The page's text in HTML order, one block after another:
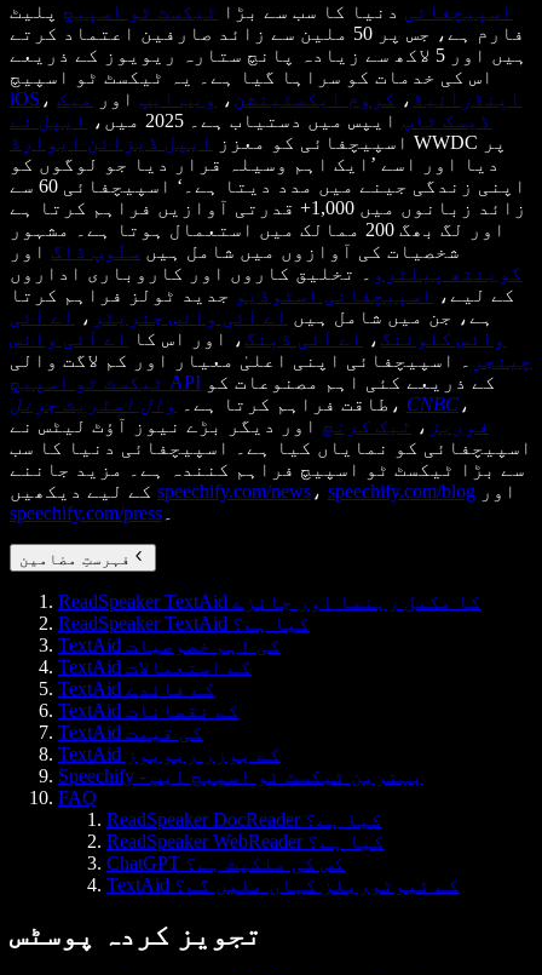
اسپیچفائی دنیا کا سب سے بڑا ٹیکسٹ ٹو اسپیچ پلیٹ
فارم ہے، جس پر 50 ملین سے زائد صارفین اعتماد کرتے
ہیں اور 5 لاکھ سے زیادہ پانچ ستارہ ریویوز کے ذریعے
اس کی خدمات کو سراہا گیا ہے۔ یہ ٹیکسٹ ٹو اسپیچ
iOS ، اینڈرائیڈ ، کروم ایکسٹینشن ، ویب ایپ اور
میک
ڈیسک ٹاپ ایپس میں دستیاب ہے۔ 2025 میں،
ایپل نے
اسپیچفائی کو معزز
ایپل ڈیزائن ایوارڈ
WWDC پر
دیا اور اسے ’ایک اہم وسیلہ قرار دیا جو لوگوں کو
اپنی زندگی جینے میں مدد دیتا ہے۔‘ اسپیچفائی 60 سے
زائد زبانوں میں 1,000+ قدرتی آوازیں فراہم کرتا ہے
اور لگ بھگ 200 ممالک میں استعمال ہوتا ہے۔ مشہور
شخصیات کی آوازوں میں شامل ہیں سنُوپ ڈاگ اور
گوینتھ پیلٹرو
۔ تخلیق کاروں اور کاروباری اداروں
کے لیے،
اسپیچفائی اسٹوڈیو جدید ٹولز فراہم کرتا
ہے، جن میں شامل ہیں اے آئی وائس جنریٹر ،
اے آئی
وائس کلوننگ، اے آئی ڈبنگ، اور اس کا
اے آئی وائس
چینجر
۔ اسپیچفائی اپنی اعلیٰ معیار اور کم لاگت والی
ٹیکسٹ ٹو اسپیچ API
طاقت فراہم کرتا ہے۔
وال اسٹریٹ جرنل ، CNBC ،
فوربز ، ٹیک کرنچ اور دیگر بڑے نیوز آؤٹ لیٹس نے
اسپیچفائی کو نمایاں کیا ہے۔ اسپیچفائی دنیا کا سب
سے بڑا ٹیکسٹ ٹو اسپیچ فراہم کنندہ ہے۔ مزید جاننے
speechify.com/news ، speechify.com/blog اور
speechify.com/press
فہرستِ مضامین
ReadSpeaker TextAid کا مکمل رہنما اور جائزے
ReadSpeaker TextAid کیا ہے؟
TextAid کی اہم خصوصیات
TextAid کے استعمالات
TextAid کے فائدے
TextAid کے نقصانات
TextAid کی قیمت
TextAid کے یوزر ریویوز
Speechify - بہترین ٹیکسٹ ٹو اسپیچ ایپ
FAQ
ReadSpeaker DocReader کیا ہے؟
ReadSpeaker WebReader کیا ہے؟
ChatGPT کس کی ملکیت ہے؟
TextAid کے ٹیوٹوریلز کہاں ملیں گے؟
تجویز کردہ پوسٹس